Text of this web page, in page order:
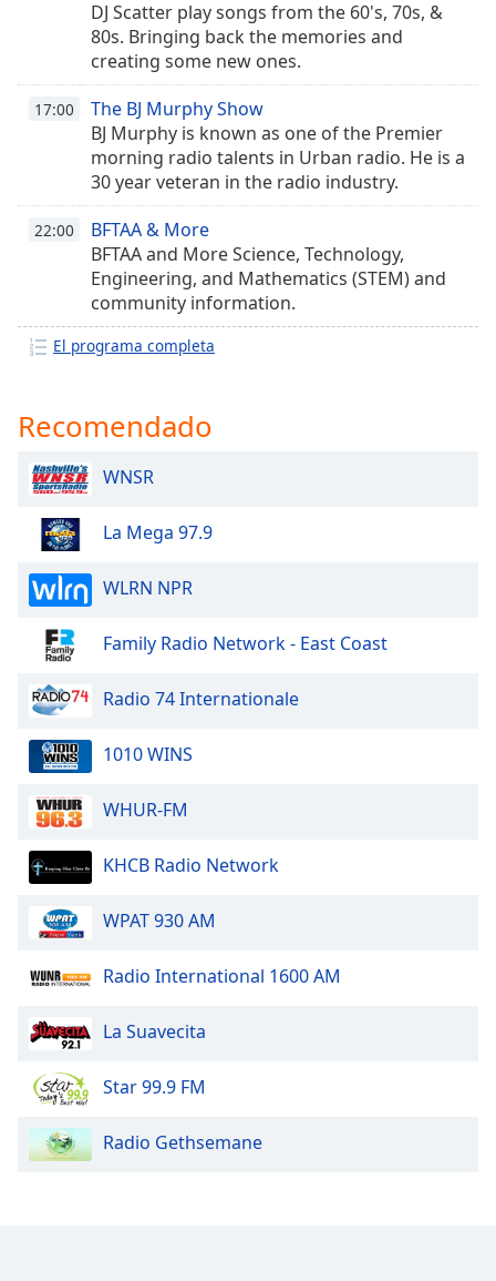
Caption
Background
Size
Edge
Family
Reset
Close
Dialog
dialog
DJ Scatter play songs from the 60's, 70s, &
80s. Bringing back the memories and
creating some new ones.
17:00
The BJ Murphy Show
BJ Murphy is known as one of the Premier
morning radio talents in Urban radio. He is a
30 year veteran in the radio industry.
22:00
BFTAA & More
BFTAA and More Science, Technology,
Engineering, and Mathematics (STEM) and
community information.
El programa completa
Recomendado
WNSR
La Mega 97.9
WLRN NPR
Family Radio Network - East Coast
Radio 74 Internationale
1010 WINS
WHUR-FM
KHCB Radio Network
WPAT 930 AM
Radio International 1600 AM
La Suavecita
Star 99.9 FM
Radio Gethsemane